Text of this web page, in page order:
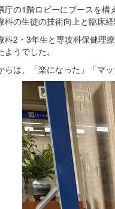
庁の1階ロビーにブースを
科の生徒の技術向上と臨床
科2・3年生と専攻科保健理
うでした。
らは、「楽になった」「マ